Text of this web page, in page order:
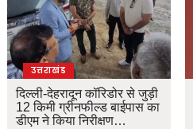
उत्तराखंड
दिल्ली-देहरादून कॉरिडोर से जुड़ी
12 किमी ग्रीनफील्ड बाईपास का
डीएम ने किया निरीक्षण…